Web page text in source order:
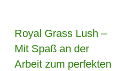
Royal Grass Lush
Royal Grass Lush –
Mit Spaß an der
Arbeit zum perfekten